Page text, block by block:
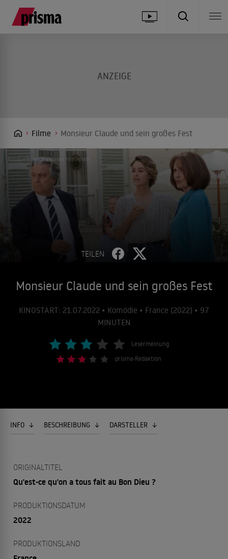
Filme Monsieur Claude und sein großes Fest
Fotoquelle: Neue Visionen Filmverleih
TEILEN
Monsieur Claude und sein großes Fest
KINOSTART: 21.07.2022 • Komödie • France (2022) • 97
MINUTEN
Lesermeinung
prisma-Redaktion
INFO BESCHREIBUNG DARSTELLER
ORIGINALTITEL
Qu'est-ce qu'on a tous fait au Bon Dieu ?
PRODUKTIONSDATUM
2022
PRODUKTIONSLAND